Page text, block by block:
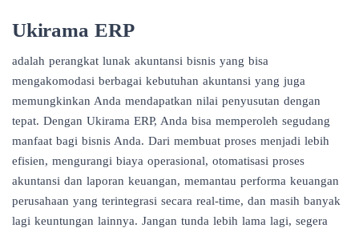
Ukirama ERP
adalah perangkat lunak akuntansi bisnis yang bisa
mengakomodasi berbagai kebutuhan akuntansi yang juga
memungkinkan Anda mendapatkan nilai penyusutan dengan
tepat. Dengan Ukirama ERP, Anda bisa memperoleh segudang
manfaat bagi bisnis Anda. Dari membuat proses menjadi lebih
efisien, mengurangi biaya operasional, otomatisasi proses
akuntansi dan laporan keuangan, memantau performa keuangan
perusahaan yang terintegrasi secara real-time, dan masih banyak
lagi keuntungan lainnya. Jangan tunda lebih lama lagi, segera